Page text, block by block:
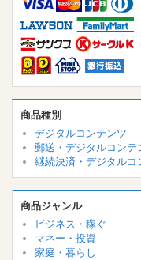
商品種別
デジタルコンテンツ
郵送・デジタルコンテ
継続決済・デジタルコ
商品ジャンル
ビジネス・稼ぐ
マネー・投資
家庭・暮らし